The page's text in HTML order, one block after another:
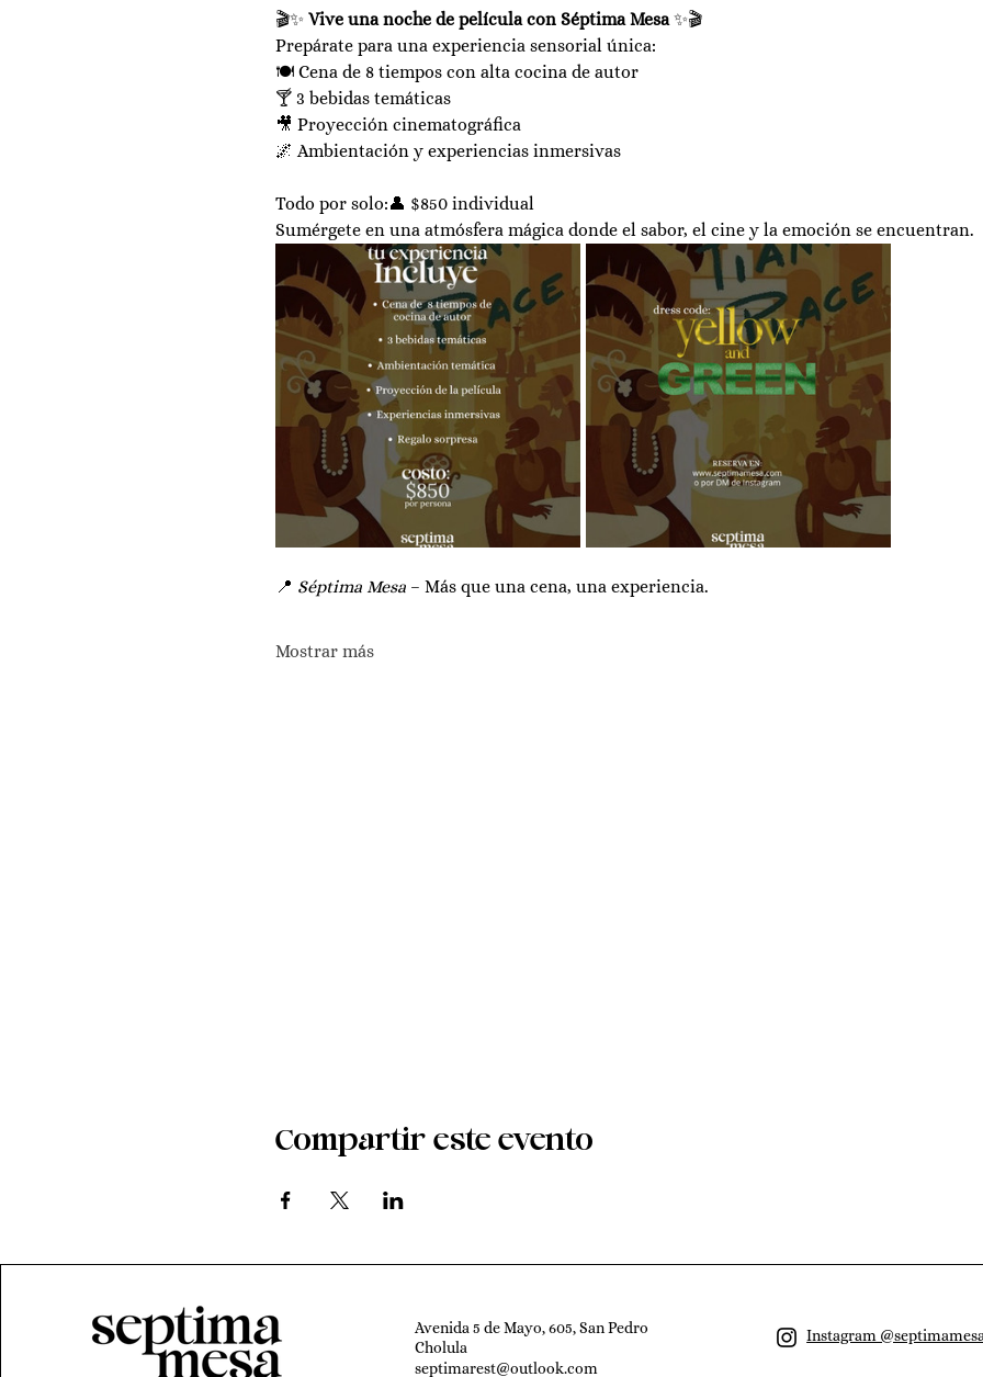
🎬✨ Vive una noche de película con Séptima Mesa ✨🎬
Prepárate para una experiencia sensorial única:
🍽️ Cena de 8 tiempos con alta cocina de autor
🍸 3 bebidas temáticas
🎥 Proyección cinematográfica
🌌 Ambientación y experiencias inmersivas
Todo por solo:👤 $850 individual
Sumérgete en una atmósfera mágica donde el sabor, el cine y la emoción se encuentran.
📍 Séptima Mesa – Más que una cena, una experiencia.
Mostrar más
Compartir este evento
Avenida 5 de Mayo, 605, San Pedro
Cholula
septimarest@outlook.com
Instagram